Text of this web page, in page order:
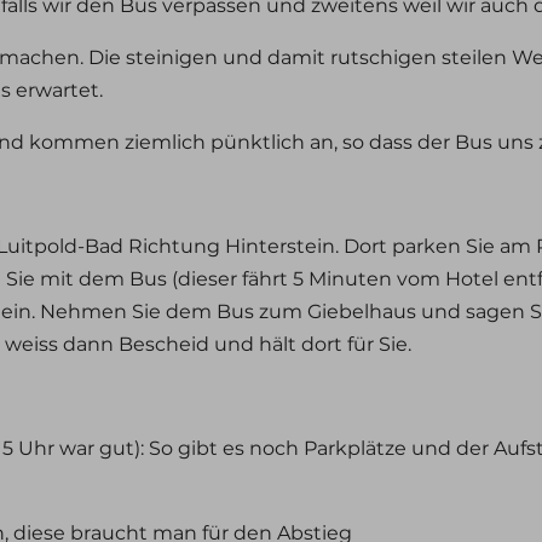
wir den Bus verpassen und zweitens weil wir auch
Die steinigen und damit rutschigen steilen
erwartet.
kommen ziemlich pünktlich an, so dass der Bus
Bad Richtung Hinterstein. Dort parken Sie am
Sie mit dem Bus (dieser fährt 5 Minuten vom Hotel
Nehmen Sie dem Bus zum Giebelhaus und sagen
dann Bescheid und hält dort für Sie.
Uhr war gut): So gibt es noch Parkplätze und der
diese braucht man für den Abstieg